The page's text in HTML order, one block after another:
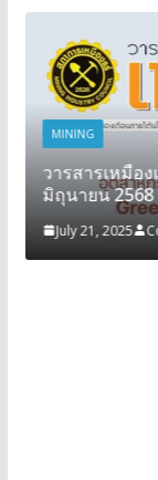
MINING
วารสารเหมือ
มิถุนายน 2568
July 21, 2025